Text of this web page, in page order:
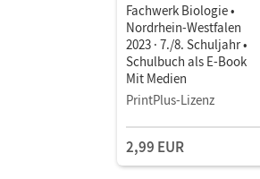
Fachwerk Biologie •
Nordrhein-Westfalen
2023 · 7./8. Schuljahr •
Schulbuch als E-Book
Mit Medien
PrintPlus-Lizenz
2,99 EUR